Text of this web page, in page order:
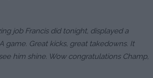
job Francis did tonight, displayed a
game. Great kicks, great takedowns. It
him shine. Wow congratulations Champ,